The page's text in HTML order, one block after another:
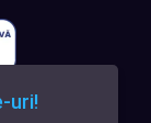
uri!